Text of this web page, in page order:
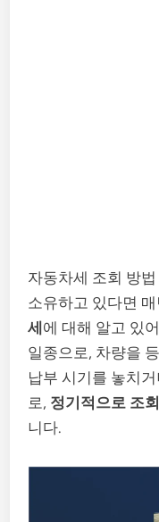
자동차세 조회 방
소유하고 있다면
세에 대해 알고 있
일종으로, 차량을
납부 시기를 놓치
로, 정기적으로 조
니다.